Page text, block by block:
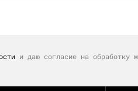
и даю согласие на обработку